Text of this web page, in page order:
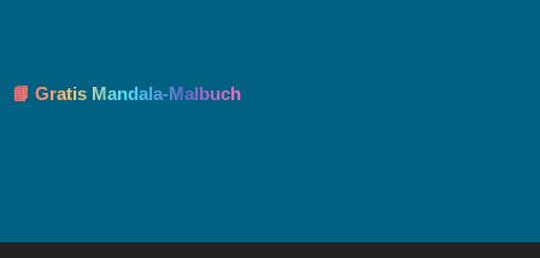
📘 Gratis Mandala-Malbuch